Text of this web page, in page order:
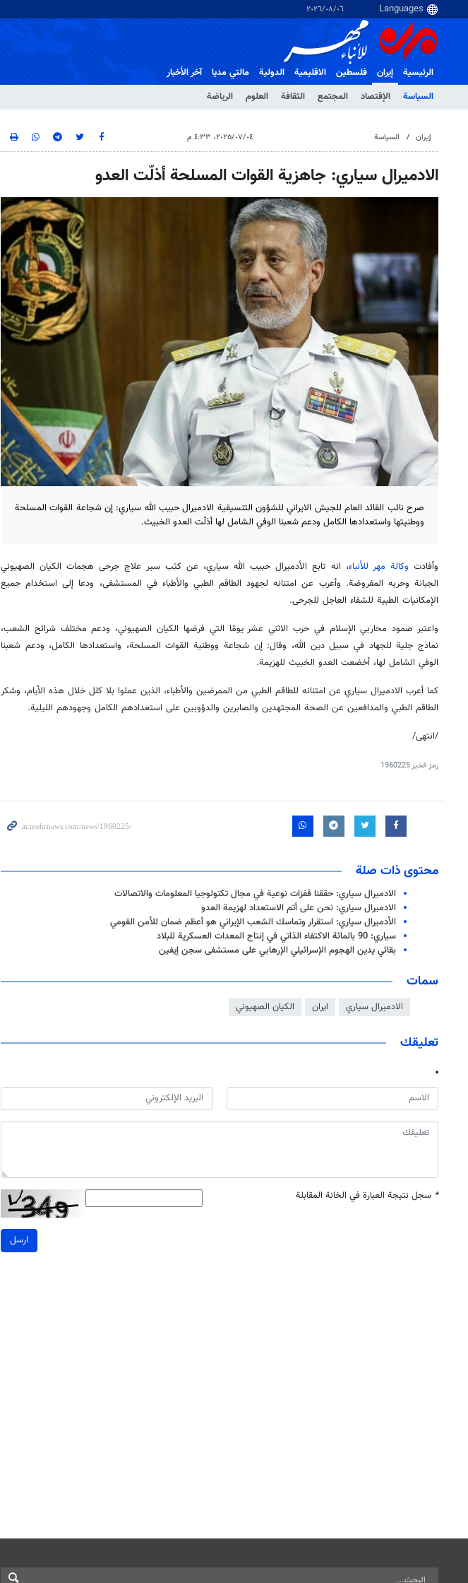
٠٦‏/٠٨‏/٢٠٢٦
الرئيسية
إيران
السياسة
الإقتصاد المجتمع الثقافة العلوم الرياضة
فلسطین الاقلیمیة الدولية مالتي مدیا آخر الأخبار
إيران السياسة ٠٤‏/٠٧‏/٢٠٢٥، ٤:٣٣ م
الادميرال سياري: جاهزية القوات المسلحة أذلّت العدو
صرح نائب القائد العام للجيش الايراني للشؤون التنسيقية الادميرال حبيب الله سياري: إن شجاعة القوات المسلحة
ووطنيتها واستعدادها الكامل ودعم شعبنا الوفي الشامل لها أذلّت العدو الخبيث.
وأفادت وكالة مهر للأنباء، انه تابع الأدميرال حبيب الله سياري، عن كثب سير علاج جرحى هجمات الكيان الصهيوني
الجبانة وحربه المفروضة. وأعرب عن امتنانه لجهود الطاقم الطبي والأطباء في المستشفى، ودعا إلى استخدام جميع
الإمكانيات الطبية للشفاء العاجل للجرحى.
واعتبر صمود محاربي الإسلام في حرب الاثني عشر يومًا التي فرضها الكيان الصهيوني، ودعم مختلف شرائح الشعب،
نماذج جلية للجهاد في سبيل دين الله، وقال: إن شجاعة ووطنية القوات المسلحة، واستعدادها الكامل، ودعم شعبنا
الوفي الشامل لها، أخضعت العدو الخبيث للهزيمة.
كما أعرب الادميرال سياري عن امتنانه للطاقم الطبي من الممرضين والأطباء، الذين عملوا بلا كلل خلال هذه الأيام، وشكر
الطاقم الطبي والمدافعين عن الصحة المجتهدين والصابرين والدؤوبين على استعدادهم الكامل وجهودهم الليلية.
/انتهى/
رمز الخبر1960225
محتوى ذات صلة
الادميرال سياري: حققنا قفزات نوعية في مجال تكنولوجيا المعلومات والاتصالات
الادميرال سياري: نحن على أتم الاستعداد لهزيمة العدو
الأدميرال سياري: استقرار وتماسك الشعب الإيراني هو أعظم ضمان للأمن القومي
سياري: 90 بالمائة الاكتفاء الذاتي في إنتاج المعدات العسكرية للبلاد
بقائي يدين الهجوم الإسرائيلي الإرهابي على مستشفى سجن إيفين
سمات
الادميرال سياري ايران الكيان الصهيوني
تعليقك
* سجل نتيجة العبارة في الخانة المقابلة
ارسل